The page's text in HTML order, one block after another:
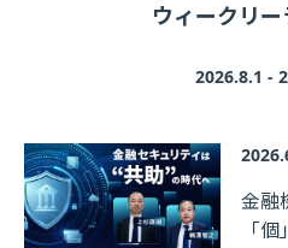
ウィークリ
2026.8.1 -
金融
「